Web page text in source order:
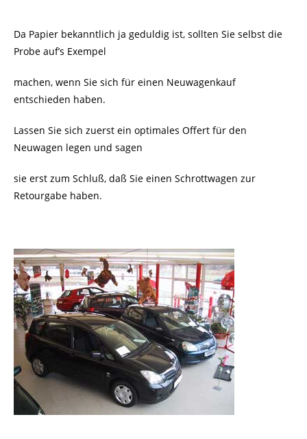
Da Papier bekanntlich ja geduldig ist, sollten Sie selbst die
Probe auf’s Exempel
machen, wenn Sie sich für einen Neuwagenkauf
entschieden haben.
Lassen Sie sich zuerst ein optimales Offert für den
Neuwagen legen und sagen
sie erst zum Schluß, daß Sie einen Schrottwagen zur
Retourgabe haben.